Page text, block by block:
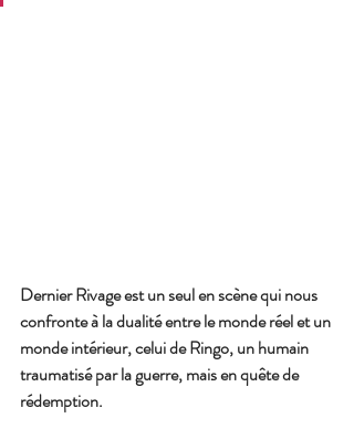
Dernier Rivage est un seul en scène qui nous
confronte à la dualité entre le monde réel et un
monde intérieur, celui de Ringo, un humain
traumatisé par la guerre, mais en quête de
rédemption.